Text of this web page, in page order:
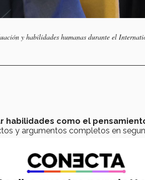
y habilidades humanas durante el
habilidades como el
y argumentos completos en
(CLA+)
, una herramienta
transversales como